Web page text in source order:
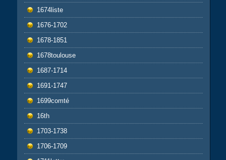
1674liste
1676-1702
1678-1851
1678toulouse
1687-1714
1691-1747
1699comté
16th
1703-1738
1706-1709